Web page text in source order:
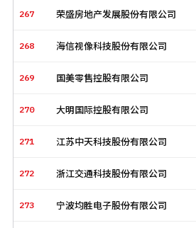
267 荣盛房地产发展股份有限公司
268 海信视像科技股份有限公司
269 国美零售控股有限公司
270 大明国际控股有限公司
271 江苏中天科技股份有限公司
272 浙江交通科技股份有限公司
273 宁波均胜电子股份有限公司